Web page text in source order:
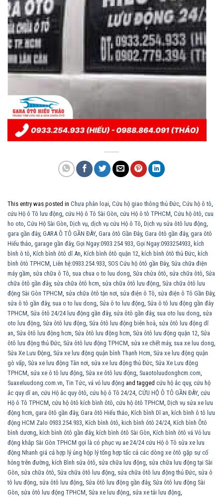
This entry was posted in Chưa phân loại Cứu hộ giao thông thủ Đức Cứu hộ ô tô
cứu Hộ ô Tô lưu động cứu Hộ ô Tô Sài Gòn cứu Hộ ô tô TPHCM Cứu hộ ôtô cuu
ho oto Cứu Hộ Sài Gòn Dịch vụ dịch vụ cứu Hộ ô Tô Dịch vụ sửa ôtô lưu động
gara gần đây, GARA Ô TÔ GẦN ĐÂY, Gara ôtô Gần Đây, Gara ôtô gần đây, gara ôtô
Hiếu thảo garage gần đây, Gọi Ngay:0933 254 933 Gọi Ngay:0933254933 kích
bình ô tô Kích bình ôtô dĩ An Kích bình ôtô quận 12 kích bình ôtô thủ Đức kích
bình ôtô TPHCM Liên hệ:0933.254.933 SOS Cứu hộ ôtô gần Đây, Sửa chữa điện
máy gầm sửa chữa ô Tô sua chua o to luu dong Sửa chửa ôtô sửa chữa ôtô Sửa
chữa ôtô gần đây, sửa chữa ôtô hcm sửa chữa ôtô lưu động Sửa chữa ôtô lưu
động Sài Gòn TPHCM sửa chữa ôtô tận nơi sửa điện ô Tô sửa điện ô Tô Gần Đây,
sửa ô tô gần đây, sua o to luu dong Sửa ô to lưu động Sửa ô tô lưu động gần đây
TPHCM Sửa ôtô 24/24 lưu động gần đây, sửa ôtô gần đây, sua oto luu dong sửa
oto lưu động Sửa ôtô lưu động Sửa ôtô lưu động biên hoà sửa ôtô lưu động dĩ
an Sửa ôtô lưu động hcm Sửa ôtô lưu động hcm Sửa ôtô lưu động quận 12 Sửa
ôtô lưu động thủ Đức Sửa ôtô lưu động TPHCM sửa xe chết máy, sua xe luu dong
Sửa Xe Lưu Động Sửa xe lưu động quận bình Thạnh Hcm Sửa xe lưu động quận
gò vấp Sửa xe lưu động Tân nơi sửa xe lưu động thủ Đức Sửa Xe Lưu động
TPHCM sửa xe ô tô lưu động Sửa xe ôtô lưu động Suaotoluudonghcm.com
Suaxeluudong.com.vn Tin Tức vá vỏ lưu động and tagged cứu hộ ắc quy, cứu hộ
ắc quy dĩ an cứu Hộ ắc quy ôtô cứu hộ ô Tô 24/24 CỨU HỘ Ô TÔ GẦN ĐÂY, cứu
Hộ ô Tô TPHCM cứu hộ ôtô kích bình ôtô cứu hộ ôtô TPHCM Dịch vụ sửa xe lưu
động hcm gara ôtô gần đây, Gara ôtô Hiếu thảo Kích bình Dĩ an kích bình ô tô lưu
động HCM Zalo 0933.254.933 Kích bình ôtô kich bình ôtô 24/24 Kích bình Ôtô
bình dương kích bình ôtô gần đây, kích bình ôtô Sài Gòn Kích bình ôtô vá Vỏ lưu
động khắp Sài Gòn TPHCM gọi là có phục vụ ae 24/24 cứu Hộ ô Tô sửa xe lưu
động Nhanh giá cả hợp lý ủng hộp lý tổng hợp tấc cả các dòng xe ôtô gặp sự cố
hỏng trên đường kích Bình sửa ôtô sửa chữa lưu động sửa chữa lưu động tại Sài
Gòn sửa chữa ôtô Sửa chữa ôtô lưu động sửa chữa ôtô lưu động thủ Đức sửa ô
tô lưu động sửa ôtô lưu động Sửa ôtô lưu động gần đây, Sửa ôtô lưu động Sài
Gòn sửa ôtô lưu động TPHCM Sửa xe lưu động sửa xe tải lưu động